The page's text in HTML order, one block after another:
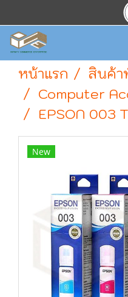
หน้าแรก
สินค้า
Computer
EPSON 003
New